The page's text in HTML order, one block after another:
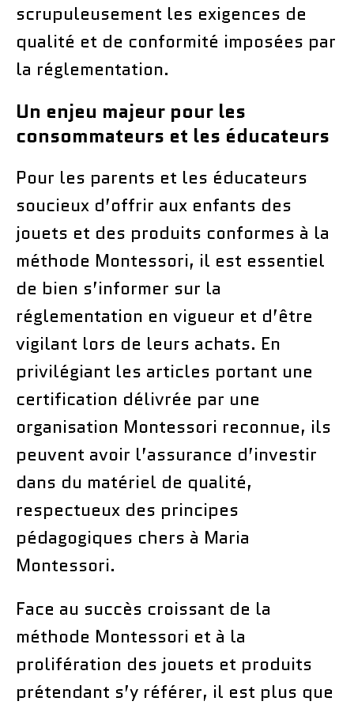
scrupuleusement les exigences de
qualité et de conformité imposées par
la réglementation.
Un enjeu majeur pour les
consommateurs et les éducateurs
Pour les parents et les éducateurs
soucieux d’offrir aux enfants des
jouets et des produits conformes à la
méthode Montessori, il est essentiel
de bien s’informer sur la
réglementation en vigueur et d’être
vigilant lors de leurs achats. En
privilégiant les articles portant une
certification délivrée par une
organisation Montessori reconnue, ils
peuvent avoir l’assurance d’investir
dans du matériel de qualité,
respectueux des principes
pédagogiques chers à Maria
Montessori.
Face au succès croissant de la
méthode Montessori et à la
prolifération des jouets et produits
prétendant s’y référer, il est plus que